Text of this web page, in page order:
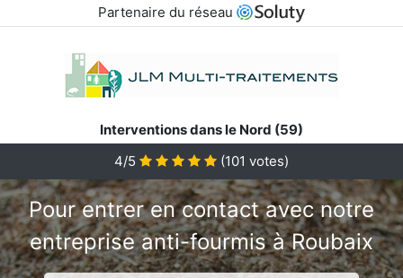
Partenaire du réseau
Interventions dans le Nord (59)
4/5
(101 votes)
Pour entrer en contact avec notre
entreprise anti-fourmis à Roubaix